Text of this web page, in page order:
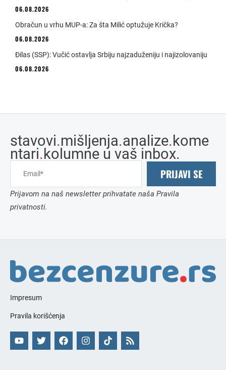
06.08.2026
Obračun u vrhu MUP-a: Za šta Milić optužuje Krička?
06.08.2026
Đilas (SSP): Vučić ostavlja Srbiju najzaduženiju i najizolovaniju
06.08.2026
stavovi.mišljenja.analize.kome
ntari.kolumne u vaš inbox.
PRIJAVI SE
Prijavom na naš newsletter prihvatate naša Pravila
privatnosti.
Impresum
Pravila korišćenja